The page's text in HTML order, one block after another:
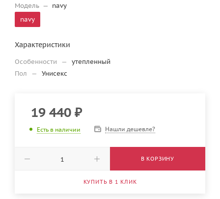
Модель — navy
navy
Характеристики
Особенности —
утепленный
Пол
— Унисекс
19 440 ₽
Есть в наличии Нашли дешевле?
В КОРЗИНУ
КУПИТЬ В 1 КЛИК